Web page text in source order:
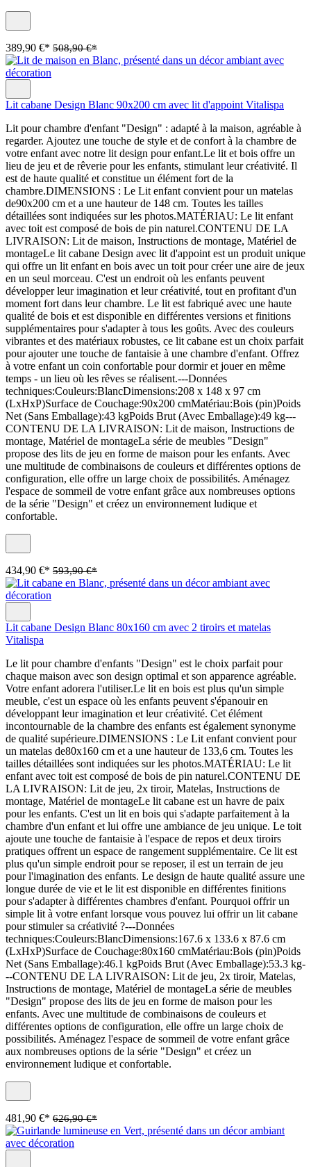
389,90 €* 508,90 €*
Lit cabane Design Blanc 90x200 cm avec lit d'appoint Vitalispa
Lit pour chambre d'enfant "Design" : adapté à la maison, agréable à
regarder. Ajoutez une touche de style et de confort à la chambre de
votre enfant avec notre lit design pour enfant.Le lit et bois offre un
lieu de jeu et de rêverie pour les enfants, stimulant leur créativité. Il
est de haute qualité et constitue un élément fort de la
chambre.DIMENSIONS : Le Lit enfant convient pour un matelas
de90x200 cm et a une hauteur de 148 cm. Toutes les tailles
détaillées sont indiquées sur les photos.MATÉRIAU: Le lit enfant
avec toit est composé de bois de pin naturel.CONTENU DE LA
LIVRAISON: Lit de maison, Instructions de montage, Matériel de
montageLe lit cabane Design avec lit d'appoint est un produit unique
qui offre un lit enfant en bois avec un toit pour créer une aire de jeux
en un seul morceau. C'est un endroit où les enfants peuvent
développer leur imagination et leur créativité, tout en profitant d'un
moment fort dans leur chambre. Le lit est fabriqué avec une haute
qualité de bois et est disponible en différentes versions et finitions
supplémentaires pour s'adapter à tous les goûts. Avec des couleurs
vibrantes et des matériaux robustes, ce lit cabane est un choix parfait
pour ajouter une touche de fantaisie à une chambre d'enfant. Offrez
à votre enfant un coin confortable pour dormir et jouer en même
temps - un lieu où les rêves se réalisent.---Données
techniques:Couleurs:BlancDimensions:208 x 148 x 97 cm
(LxHxP)Surface de Couchage:90x200 cmMatériau:Bois (pin)Poids
Net (Sans Emballage):43 kgPoids Brut (Avec Emballage):49 kg---
CONTENU DE LA LIVRAISON: Lit de maison, Instructions de
montage, Matériel de montageLa série de meubles "Design"
propose des lits de jeu en forme de maison pour les enfants. Avec
une multitude de combinaisons de couleurs et différentes options de
configuration, elle offre un large choix de possibilités. Aménagez
l'espace de sommeil de votre enfant grâce aux nombreuses options
de la série "Design" et créez un environnement ludique et
confortable.
434,90 €* 593,90 €*
Lit cabane Design Blanc 80x160 cm avec 2 tiroirs et matelas
Vitalispa
Le lit pour chambre d'enfants "Design" est le choix parfait pour
chaque maison avec son design optimal et son apparence agréable.
Votre enfant adorera l'utiliser.Le lit en bois est plus qu'un simple
meuble, c'est un espace où les enfants peuvent s'épanouir en
développant leur imagination et leur créativité. Cet élément
incontournable de la chambre des enfants est également synonyme
de qualité supérieure.DIMENSIONS : Le Lit enfant convient pour
un matelas de80x160 cm et a une hauteur de 133,6 cm. Toutes les
tailles détaillées sont indiquées sur les photos.MATÉRIAU: Le lit
enfant avec toit est composé de bois de pin naturel.CONTENU DE
LA LIVRAISON: Lit de jeu, 2x tiroir, Matelas, Instructions de
montage, Matériel de montageLe lit cabane est un havre de paix
pour les enfants. C'est un lit en bois qui s'adapte parfaitement à la
chambre d'un enfant et lui offre une ambiance de jeu unique. Le toit
ajoute une touche de fantaisie à l'espace de repos et deux tiroirs
pratiques offrent un espace de rangement supplémentaire. Ce lit est
plus qu'un simple endroit pour se reposer, il est un terrain de jeu
pour l'imagination des enfants. Le design de haute qualité assure une
longue durée de vie et le lit est disponible en différentes finitions
pour s'adapter à différentes chambres d'enfant. Pourquoi offrir un
simple lit à votre enfant lorsque vous pouvez lui offrir un lit cabane
pour stimuler sa créativité ?---Données
techniques:Couleurs:BlancDimensions:167.6 x 133.6 x 87.6 cm
(LxHxP)Surface de Couchage:80x160 cmMatériau:Bois (pin)Poids
Net (Sans Emballage):46.1 kgPoids Brut (Avec Emballage):53.3 kg-
--CONTENU DE LA LIVRAISON: Lit de jeu, 2x tiroir, Matelas,
Instructions de montage, Matériel de montageLa série de meubles
"Design" propose des lits de jeu en forme de maison pour les
enfants. Avec une multitude de combinaisons de couleurs et
différentes options de configuration, elle offre un large choix de
possibilités. Aménagez l'espace de sommeil de votre enfant grâce
aux nombreuses options de la série "Design" et créez un
environnement ludique et confortable.
481,90 €* 626,90 €*